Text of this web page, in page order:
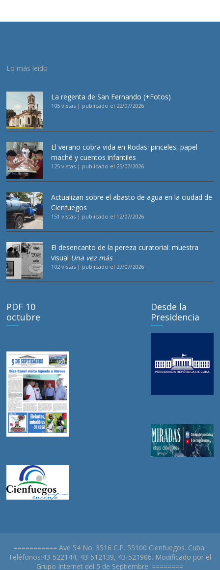
Lo más leído
La regenta de San Fernando (+Fotos)
105 vistas | publicado el 22/07/2026
El verano cobra vida en Rodas: pinceles, papel
maché y cuentos infantiles
125 vistas | publicado el 25/07/2026
Actualizan sobre el abasto de agua en la ciudad de
Cienfuegos
151 vistas | publicado el 12/07/2026
El desencanto de la pereza curatorial: muestra
visual Una vez más
102 vistas | publicado el 27/07/2026
PDF 10
octubre
Desde la
Presidencia
=========== Ave 54 No. 3516 C.P. 55100 Cienfuegos. Cuba.
Teléfonos:43-522144, 43-512139, 43-521906. Modificado por el
Grupo Internet del 5 de Septiembre. ========